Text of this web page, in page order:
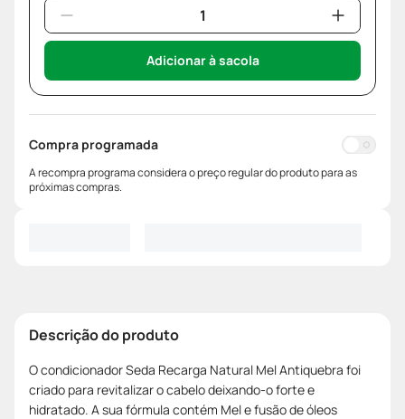
Adicionar à sacola
Compra programada
A recompra programa considera o preço regular do produto para as
próximas compras.
Descrição do produto
O condicionador Seda Recarga Natural Mel Antiquebra foi
criado para revitalizar o cabelo deixando-o forte e
hidratado. A sua fórmula contém Mel e fusão de óleos